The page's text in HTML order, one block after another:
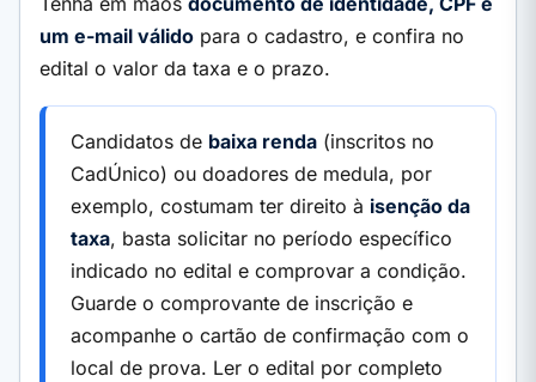
um e-mail válido para o cadastro, e confira no
edital o valor da taxa e o prazo.
Candidatos de baixa renda(inscritos no
CadÚnico) ou doadores de medula, por
exemplo, costumam ter direito à isenção da
taxa, basta solicitar no período específico
indicado no edital e comprovar a condição.
Guarde o comprovante de inscrição e
acompanhe o cartão de confirmação com o
local de prova. Ler o edital por completo